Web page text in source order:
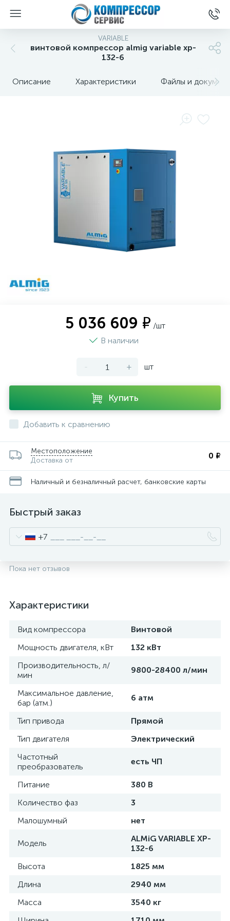
VARIABLE
винтовой компрессор almig variable xp-
132-6
Описание Характеристики Файлы и
5 036 609 ₽ /шт
В наличии
- + шт
Купить
Добавить к сравнению
Местоположение
Доставка от
0 ₽
Наличный и безналичный расчет, банковские карты
Быстрый заказ
+7
Пока нет отзывов
Характеристики
Вид компрессора
Винтовой
Мощность двигателя, кВт
132 кВт
Производительность, л/
мин
9800-28400 л/мин
Максимальное давление,
бар (атм.)
6 атм
Тип привода
Прямой
Тип двигателя
Электрический
Частотный
преобразователь
есть ЧП
Питание
380 В
Количество фаз
3
Малошумный
нет
Модель
ALMiG VARIABLE XP-
132-6
Высота
1825 мм
Длина
2940 мм
Масса
3540 кг